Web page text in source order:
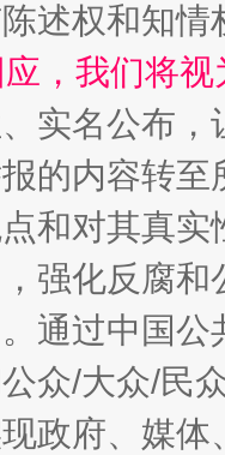
魏明亮
述权和知情
，我们将
实名公布
的内容转
和对其真实
，强化反腐
通过中国
众/大众/民
政府、媒